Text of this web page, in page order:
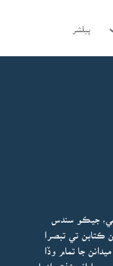
پبلشر
جيڪو سندس
آيل ڪتابن تي تبصرن تي مشتمل آھي. ڪتاب ۾ ڪل 92 مضمون آھن، جن ۾ 80 کن ڪتابن تي تبصرا
جا تمام وڏا
ايلف شفق، ازبل